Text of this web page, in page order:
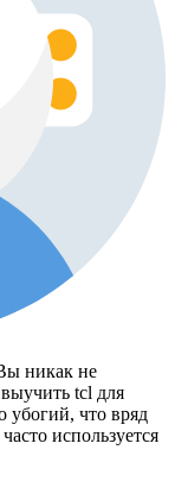
никак не
tcl для
убогий, что вряд
используется